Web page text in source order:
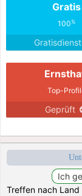
Gratis
100%
Top-
Geprüft
Treffen nach Land